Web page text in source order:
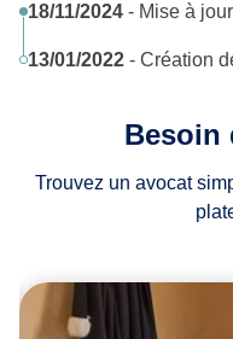
18/11/2024 - Mise à
13/01/2022 - Création
Besoin
Trouvez un avocat